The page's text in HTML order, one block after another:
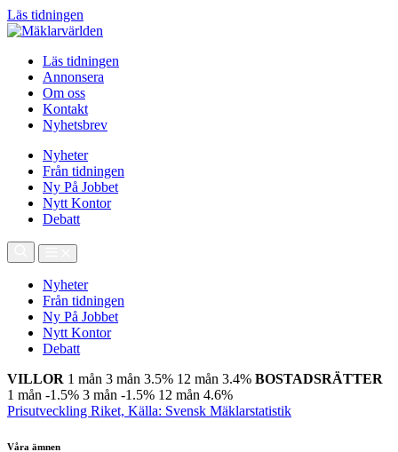
Läs tidningen
Läs tidningen
Annonsera
Om oss
Kontakt
Nyhetsbrev
Nyheter
Från tidningen
Ny På Jobbet
Nytt Kontor
Debatt
Nyheter
Från tidningen
Ny På Jobbet
Nytt Kontor
Debatt
VILLOR 1 mån 3 mån 3.5% 12 mån 3.4% BOSTADSRÄTTER
1 mån -1.5% 3 mån -1.5% 12 mån 4.6%
Prisutveckling Riket, Källa: Svensk Mäklarstatistik
Våra ämnen